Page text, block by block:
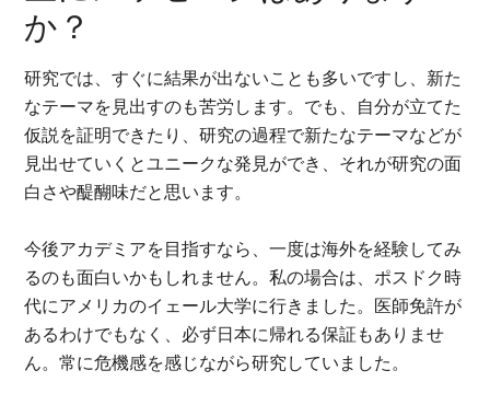
か？
研究では、すぐに結果が出ないことも多いですし、新た
なテーマを見出すのも苦労します。でも、自分が立てた
仮説を証明できたり、研究の過程で新たなテーマなどが
見出せていくとユニークな発見ができ、それが研究の面
白さや醍醐味だと思います。
今後アカデミアを目指すなら、一度は海外を経験してみ
るのも面白いかもしれません。私の場合は、ポスドク時
代にアメリカの​​イェール大学に行きました。医師免許が
あるわけでもなく、必ず日本に帰れる保証もありませ
ん。常に危機感を感じながら研究していました。